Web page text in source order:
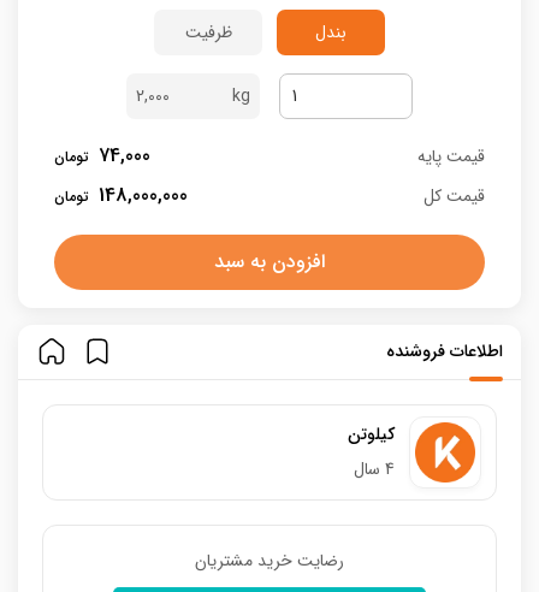
بندل ظرفیت
2,000
قیمت پایه 74,000
قیمت کل 148,000,000
افزودن به سبد
اطلاعات فروشنده
کیلوتن
4 سال
رضایت خرید مشتریان